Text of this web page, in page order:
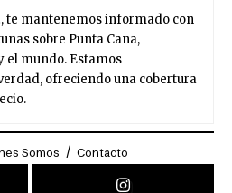
, te mantenemos informado con
sobre Punta Cana,
el mundo. Estamos
ofreciendo una cobertura
Somos Contacto